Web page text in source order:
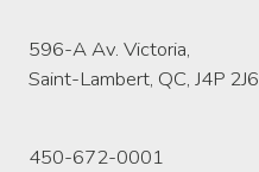
596-A Av. Victoria,
Saint-Lambert, QC, J4P 2J6
450-672-0001